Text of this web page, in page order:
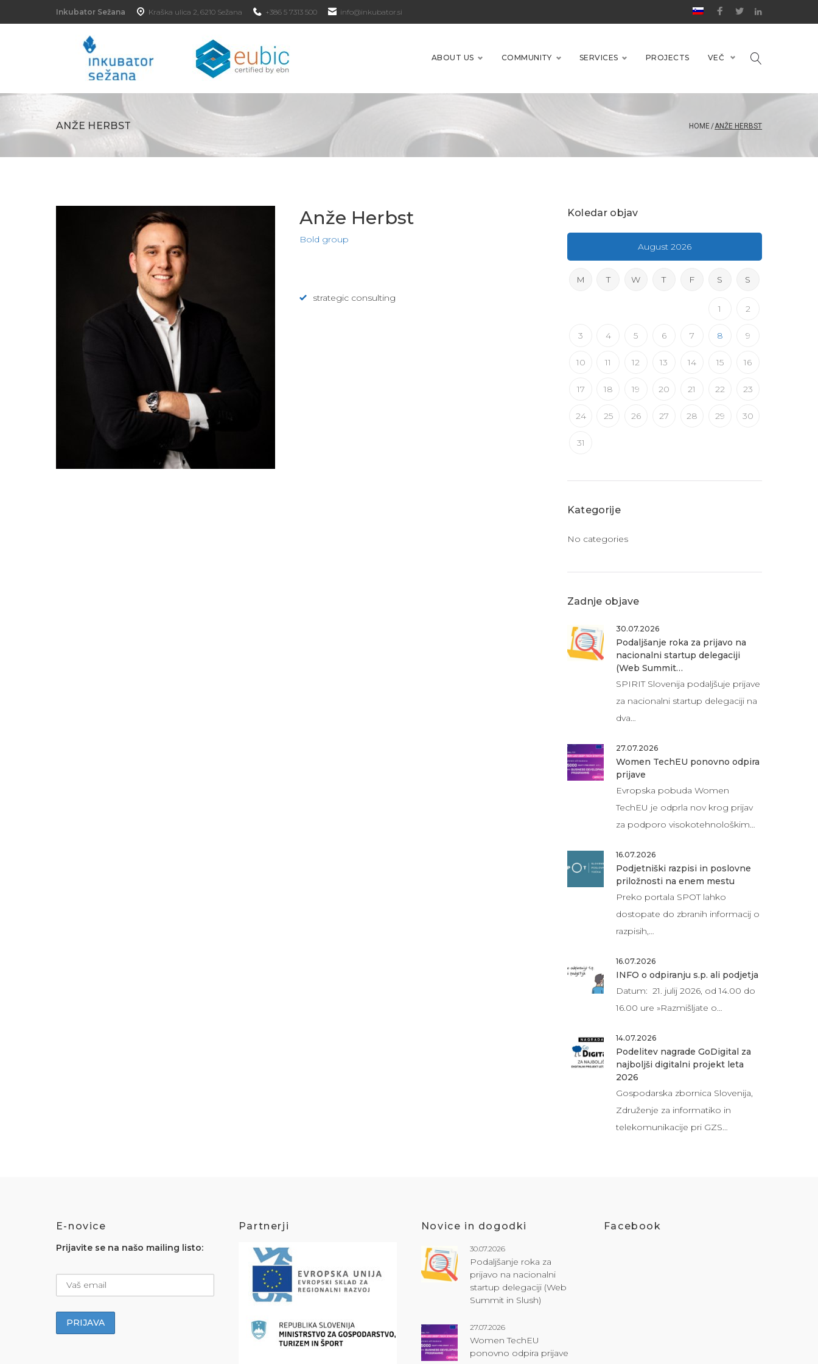
Inkubator Sežana Kraška ulica 2, 6210 Sežana +386 5 7313 500 info@inkubator.si
ABOUT US COMMUNITY SERVICES PROJECTS VEČ
ANŽE HERBST HOME/ANŽE HERBST
Anže Herbst
Bold group
strategic consulting
Koledar objav
August 2026
M T W T F S S
1 2
3 4 5 6 7 8 9
10 11 12 13 14 15 16
17 18 19 20 21 22 23
24 25 26 27 28 29 30
31
Kategorije
No categories
Zadnje objave
30.07.2026
Podaljšanje roka za prijavo na
nacionalni startup delegaciji
(Web Summit…
SPIRIT Slovenija podaljšuje prijave
za nacionalni startup delegaciji na
dva…
27.07.2026
Women TechEU ponovno odpira
prijave
Evropska pobuda Women
TechEU je odprla nov krog prijav
za podporo visokotehnološkim…
16.07.2026
Podjetniški razpisi in poslovne
priložnosti na enem mestu
Preko portala SPOT lahko
dostopate do zbranih informacij o
razpisih,…
16.07.2026
INFO o odpiranju s.p. ali podjetja
Datum: 21. julij 2026, od 14.00 do
16.00 ure »Razmišljate o…
14.07.2026
Podelitev nagrade GoDigital za
najboljši digitalni projekt leta
2026
Gospodarska zbornica Slovenija,
Združenje za informatiko in
telekomunikacije pri GZS…
E-novice
Prijavite se na našo mailing listo:
Partnerji Novice in dogodki
30.07.2026
Podaljšanje roka za
prijavo na nacionalni
startup delegaciji (Web
Summit in Slush)
27.07.2026
Women TechEU
ponovno odpira prijave
Facebook